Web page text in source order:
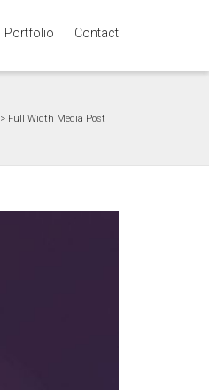
Portfolio Contact
> Full Width Media Post